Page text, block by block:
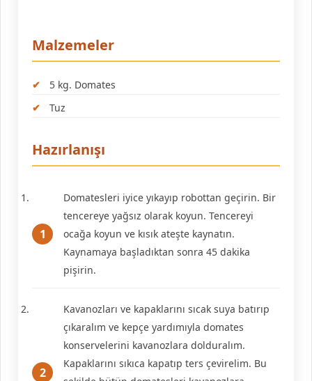
Malzemeler
5 kg. Domates
Tuz
Hazırlanışı
Domatesleri iyice yıkayıp robottan geçirin. Bir
tencereye yağsız olarak koyun. Tencereyi
ocağa koyun ve kısık ateşte kaynatın.
Kaynamaya başladıktan sonra 45 dakika
pişirin.
Kavanozları ve kapaklarını sıcak suya batırıp
çıkaralım ve kepçe yardımıyla domates
konservelerini kavanozlara dolduralım.
Kapaklarını sıkıca kapatıp ters çevirelim. Bu